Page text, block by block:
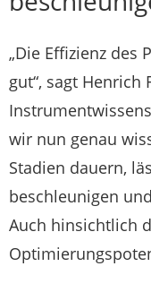
„Die Effizienz des
gut“, sagt Henrich
wir nun genau
Stadien dauern,
beschleunigen
Auch hinsichtlich